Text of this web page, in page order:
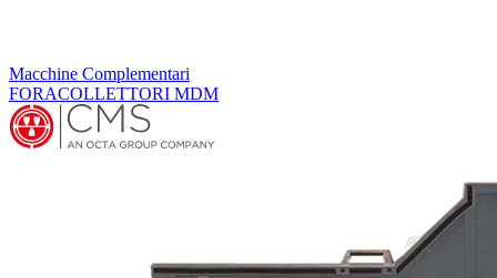
Macchine Complementari
FORACOLLETTORI MDM